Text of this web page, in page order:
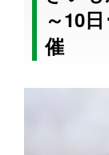
～10
催